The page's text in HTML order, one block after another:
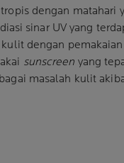
dengan
sinar UV yang
dengan pemakaian
sunscreen yang
masalah kulit